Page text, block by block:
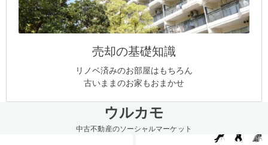
売却の基礎知識
リノベ済みのお部屋はもちろん
古いままのお家もおまかせ
ウルカモ
中古不動産のソーシャルマーケット